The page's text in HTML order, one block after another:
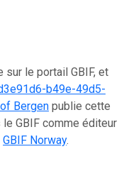
le portail GBIF, et
b49e-49d5-
Bergen publie cette
GBIF comme éditeur
GBIF Norway.